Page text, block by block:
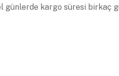
günlerde kargo süresi birkaç